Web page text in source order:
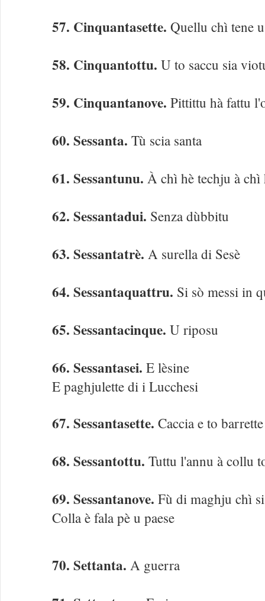
57. Cinquantasette. Quellu chì tene
58. Cinquantottu. U to saccu sia
59. Cinquantanove. Pittittu hà fattu
60. Sessanta. Tù scia santa
61. Sessantunu. À chì hè techju à
62. Sessantadui. Senza dùbbitu
63. Sessantatrè. A surella di Sesè
64. Sessantaquattru. Si sò messi in
65. Sessantacinque. U riposu
66. Sessantasei. E lèsine
E paghjulette di i Lucchesi
67. Sessantasette. Caccia e to barrette
68. Sessantottu. Tuttu l'annu à collu
69. Sessantanove. Fù di maghju chì
Colla è fala pè u paese
70. Settanta. A guerra